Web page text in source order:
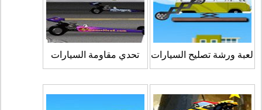
لعبة ورشة تصليح السيارات تحدي مقاومة السيارات